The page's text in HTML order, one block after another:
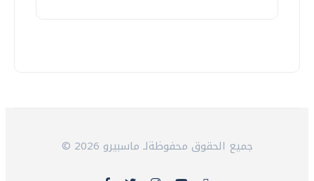
© 2026 جميع الحقوق محفوظةلـ ماسبيرو